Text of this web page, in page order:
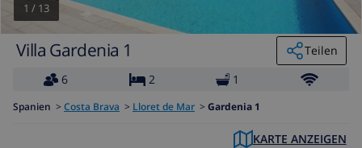
1 / 13
Villa Gardenia 1
Teilen
6
2 1
Spanien > Costa Brava > Lloret de Mar > Gardenia 1
KARTE ANZEIGEN